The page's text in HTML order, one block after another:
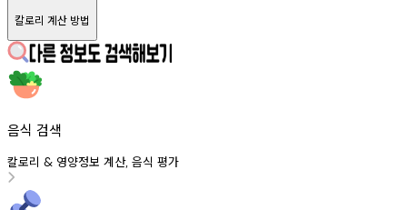
칼로리 계산 방법
음식 검색
칼로리 & 영양정보 계산, 음식 평가